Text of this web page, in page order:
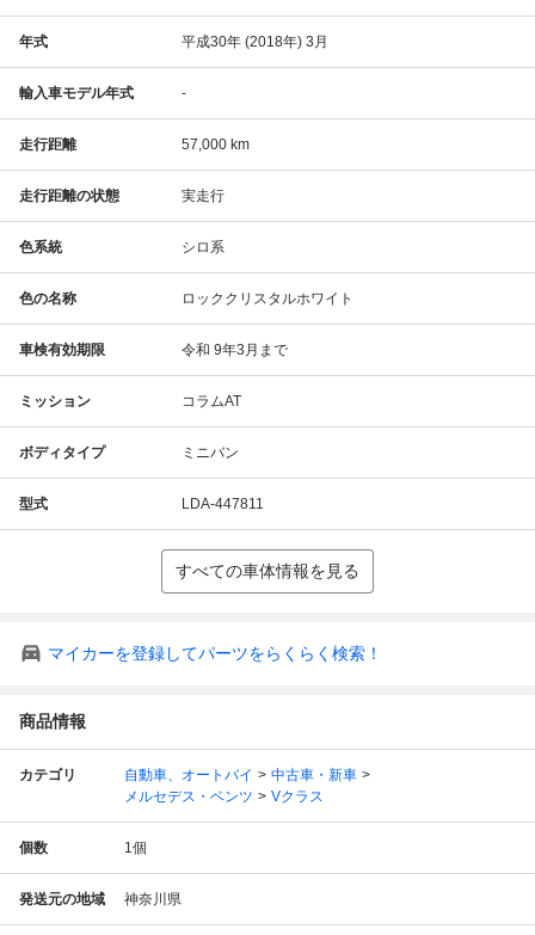
年式 平成30年 (2018年) 3月
輸入車モデル年式 -
走行距離 57,000 km
走行距離の状態 実走行
色系統 シロ系
色の名称 ロッククリスタルホワイト
車検有効期限 令和 9年3月まで
ミッション コラムAT
ボディタイプ ミニバン
型式 LDA-447811
すべての車体情報を見る
マイカーを登録してパーツをらくらく検索！
商品情報
カテゴリ 自動車、オートバイ
中古車・新車
メルセデス・ベンツ
Vクラス
個数 1個
発送元の地域 神奈川県